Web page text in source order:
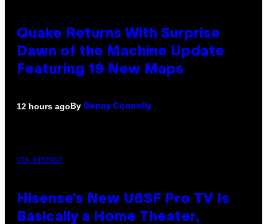
Quake Returns With Surprise
Dawn of the Machine Update
Featuring 19 New Maps
12 hours agoBy Denny Connolly
VIA HISENSE
Hisense’s New U6SF Pro TV Is
Basically a Home Theater,